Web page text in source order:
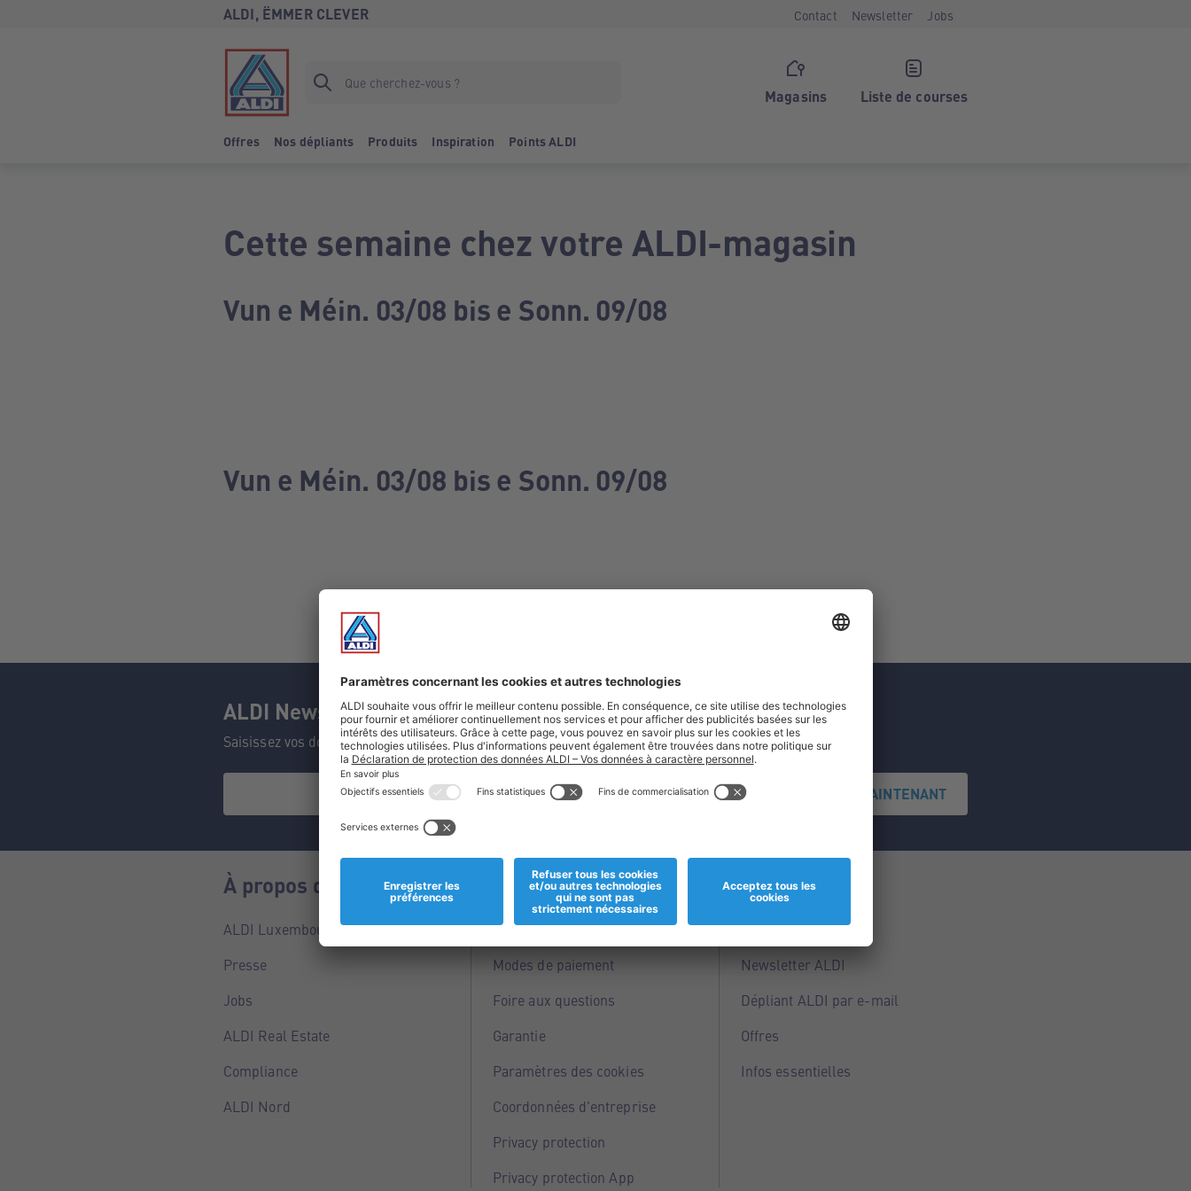
ALDI, ËMMER CLEVER Contact Newsletter Jobs
Magasins Liste de courses
Offres Nos dépliants Produits Inspiration Points ALDI
Cette semaine chez votre ALDI-magasin
Vun e Méin. 03/08 bis e Sonn. 09/08
Vun e Méin. 03/08 bis e Sonn. 09/08
ALDI Newsletter
Saisissez vos données et ne manquez aucune de nos offres.
S'INSCRIRE MAINTENANT
À propos de nous
ALDI Luxembourg
Presse
Jobs
ALDI Real Estate
Compliance
ALDI Nord
Informations
Magasins
Modes de paiement
Foire aux questions
Garantie
Paramètres des cookies
Coordonnées d'entreprise
Privacy protection
Privacy protection App
Service
Points ALDI
Newsletter ALDI
Dépliant ALDI par e-mail
Offres
Infos essentielles